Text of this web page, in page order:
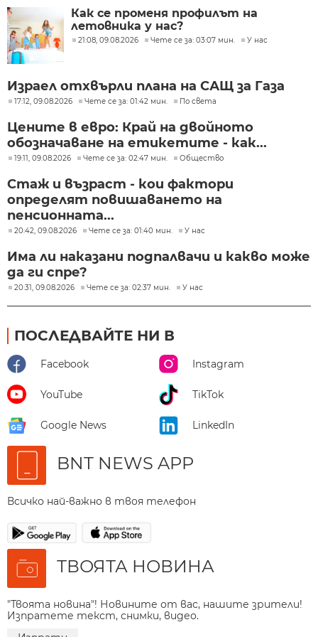
Как се променя профилът на
летовника у нас?
21:08, 09.08.2026 Чете се за: 03:07 мин. У нас
Израел отхвърли плана на САЩ за Газа
17:12, 09.08.2026 Чете се за: 01:42 мин. По света
Цените в евро: Край на двойното
обозначаване на етикетите - как...
19:11, 09.08.2026 Чете се за: 02:47 мин. Общество
Стаж и възраст - кои фактори
определят повишаването на
пенсионната...
20:42, 09.08.2026 Чете се за: 01:40 мин. У нас
Има ли наказани подпалвачи и какво може
да ги спре?
20:31, 09.08.2026 Чете се за: 02:37 мин. У нас
ПОСЛЕДВАЙТЕ НИ В
Facebook Instagram
YouTube TikTok
Google News LinkedIn
BNT NEWS APP
Всичко най-важно в твоя телефон
ТВОЯТА НОВИНА
"Твоята новина"! Новините от вас, нашите зрители!
Изпратете текст, снимки, видео.